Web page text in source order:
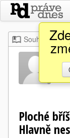
Souhrn
Ploché
Hlavně